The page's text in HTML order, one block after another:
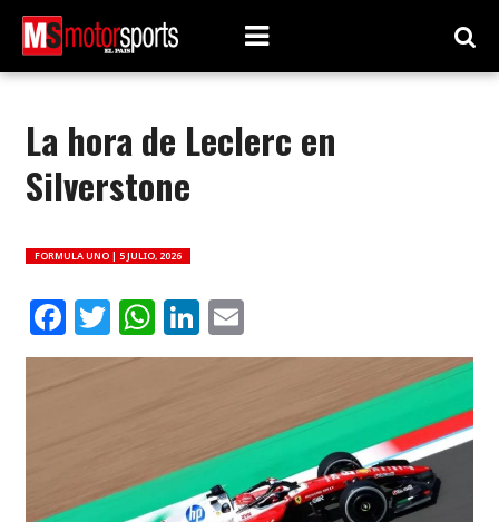
La hora de Leclerc en
Silverstone
FORMULA UNO | 5 JULIO, 2026
Facebook
Twitter
WhatsApp
LinkedIn
Email